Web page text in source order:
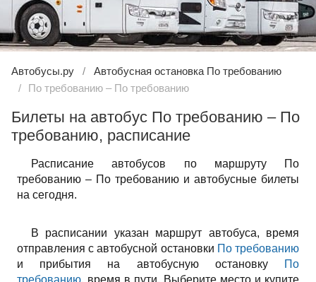
Автобусы.ру
Автобусная остановка По требованию
По требованию – По требованию
Билеты на автобус По требованию – По
требованию, расписание
Расписание автобусов по маршруту По
требованию – По требованию и автобусные билеты
на сегодня.
В расписании указан маршрут автобуса, время
отправления с автобусной остановки По требованию
и прибытия на автобусную остановку
По
требованию, время в пути. Выберите место и купите